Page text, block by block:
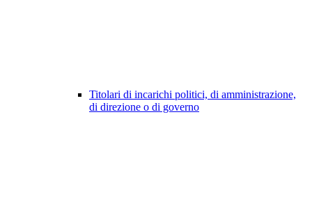
Titolari di incarichi politici, di amministrazione,
di direzione o di governo